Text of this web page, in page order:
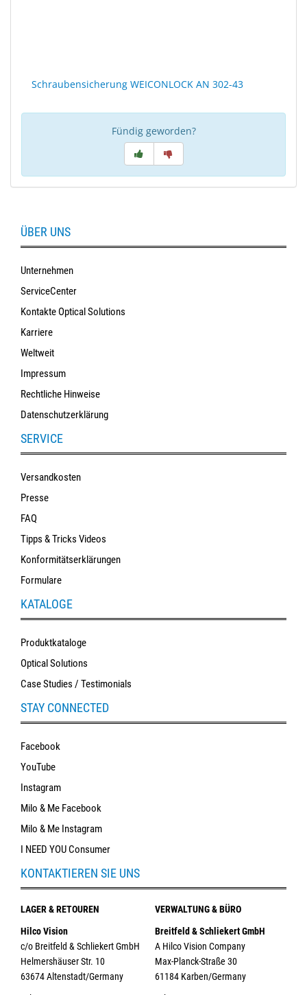
Schraubensicherung WEICONLOCK AN 302-43
Fündig geworden?
ÜBER UNS
Unternehmen
ServiceCenter
Kontakte Optical Solutions
Karriere
Weltweit
Impressum
Rechtliche Hinweise
Datenschutzerklärung
SERVICE
Versandkosten
Presse
FAQ
Tipps & Tricks Videos
Konformitätserklärungen
Formulare
KATALOGE
Produktkataloge
Optical Solutions
Case Studies / Testimonials
STAY CONNECTED
Facebook
YouTube
Instagram
Milo & Me Facebook
Milo & Me Instagram
I NEED YOU Consumer
KONTAKTIEREN SIE UNS
LAGER & RETOUREN
Hilco Vision
c/o Breitfeld & Schliekert GmbH
Helmershäuser Str. 10
63674 Altenstadt/Germany
VERWALTUNG & BÜRO
Breitfeld & Schliekert GmbH
A Hilco Vision Company
Max-Planck-Straße 30
61184 Karben/Germany